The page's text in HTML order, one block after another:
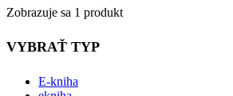
Zobrazuje sa 1 produkt
VYBRAŤ TYP
E-kniha